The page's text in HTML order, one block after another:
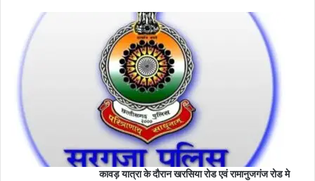
कावड़ यात्रा के दौरान खरसिया रोड एवं रामानुजगंज रोड मे